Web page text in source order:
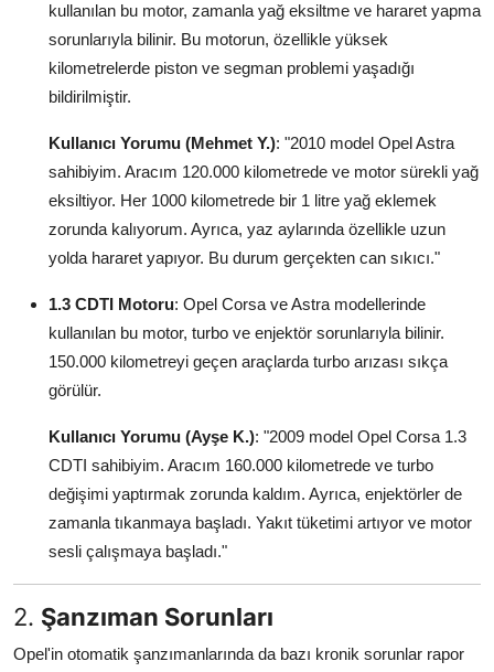
kullanılan bu motor, zamanla yağ eksiltme ve hararet yapma
sorunlarıyla bilinir. Bu motorun, özellikle yüksek
kilometrelerde piston ve segman problemi yaşadığı
bildirilmiştir.
Kullanıcı Yorumu (Mehmet Y.): "2010 model Opel Astra
sahibiyim. Aracım 120.000 kilometrede ve motor sürekli yağ
eksiltiyor. Her 1000 kilometrede bir 1 litre yağ eklemek
zorunda kalıyorum. Ayrıca, yaz aylarında özellikle uzun
yolda hararet yapıyor. Bu durum gerçekten can sıkıcı."
1.3 CDTI Motoru: Opel Corsa ve Astra modellerinde
kullanılan bu motor, turbo ve enjektör sorunlarıyla bilinir.
150.000 kilometreyi geçen araçlarda turbo arızası sıkça
görülür.
Kullanıcı Yorumu (Ayşe K.): "2009 model Opel Corsa 1.3
CDTI sahibiyim. Aracım 160.000 kilometrede ve turbo
değişimi yaptırmak zorunda kaldım. Ayrıca, enjektörler de
zamanla tıkanmaya başladı. Yakıt tüketimi artıyor ve motor
sesli çalışmaya başladı."
2. Şanzıman Sorunları
Opel'in otomatik şanzımanlarında da bazı kronik sorunlar rapor